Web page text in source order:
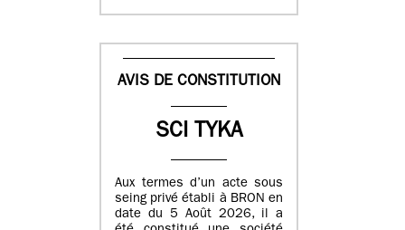
AVIS DE CONSTITUTION
SCI TYKA
Aux termes d’un acte sous
seing privé établi à BRON en
date du 5 Août 2026, il a